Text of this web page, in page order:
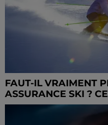
FAUT-IL VRAIMENT
ASSURANCE SKI ?